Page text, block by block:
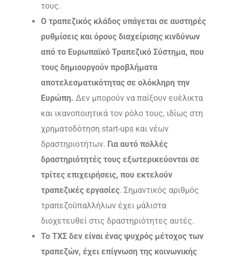
τους.
Ο τραπεζικός κλάδος υπάγεται σε αυστηρές
ρυθμίσεις και όρους διαχείρισης κινδύνων
από το Ευρωπαϊκό Τραπεζικό Σύστημα, που
τους δημιουργούν προβλήματα
αποτελεσματικότητας σε ολόκληρη την
Ευρώπη. Δεν μπορούν να παίξουν ευέλικτα
και ικανοποιητικά τον ρόλο τους, ιδίως στη
χρηματοδότηση start-ups και νέων
δραστηριοτήτων. Για αυτό πολλές
δραστηριότητές τους εξωτερικεύονται σε
τρίτες επιχειρήσεις, που εκτελούν
τραπεζικές εργασίες. Σημαντικός αριθμός
τραπεζοϋπαλλήλων έχει μάλιστα
διοχετευθεί στις δραστηριότητες αυτές.
Το ΤΧΣ δεν είναι ένας ψυχρός μέτοχος των
τραπεζών, έχει επίγνωση της κοινωνικής